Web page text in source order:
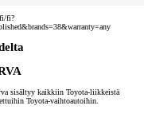
fi?
sisältyy kaikkiin Toyota-liikkeistä
Toyota-vaihtoautoihin.